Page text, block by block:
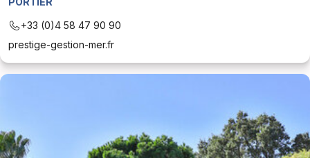
+33 (0)4 58 47 90 90
prestige-gestion-mer.fr